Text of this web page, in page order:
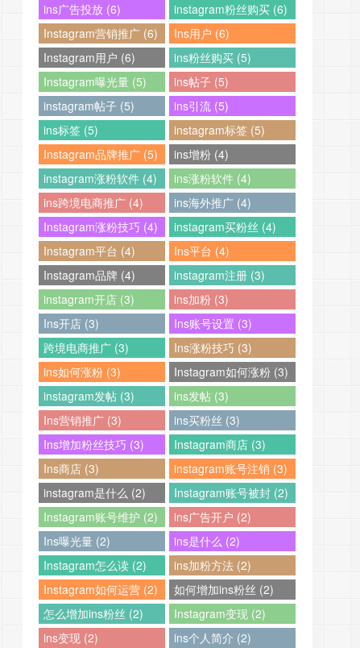
ins广告投放 (6)
instagram粉丝购买 (6)
Instagram营销推广 (6)
Ins用户 (6)
Instagram用户 (6)
ins粉丝购买 (5)
Instagram曝光量 (5)
ins帖子 (5)
instagram帖子 (5)
ins引流 (5)
ins标签 (5)
instagram标签 (5)
Instagram品牌推广 (5)
ins增粉 (4)
instagram涨粉软件 (4)
ins涨粉软件 (4)
ins跨境电商推广 (4)
ins海外推广 (4)
Instagram涨粉技巧 (4)
instagram买粉丝 (4)
Instagram平台 (4)
Ins平台 (4)
Instagram品牌 (4)
instagram注册 (3)
instagram开店 (3)
ins加粉 (3)
Ins开店 (3)
Ins账号设置 (3)
跨境电商推广 (3)
Ins涨粉技巧 (3)
ins如何涨粉 (3)
Instagram如何涨粉 (3)
instagram发帖 (3)
ins发帖 (3)
Ins营销推广 (3)
ins买粉丝 (3)
Ins增加粉丝技巧 (3)
Instagram商店 (3)
Ins商店 (3)
instagram账号注销 (3)
instagram是什么 (2)
Instagram账号被封 (2)
Instagram账号维护 (2)
ins广告开户 (2)
Ins曝光量 (2)
ins是什么 (2)
Instagram怎么读 (2)
ins加粉方法 (2)
Instagram如何运营 (2)
如何增加ins粉丝 (2)
怎么增加ins粉丝 (2)
Instagram变现 (2)
ins变现 (2)
ins个人简介 (2)